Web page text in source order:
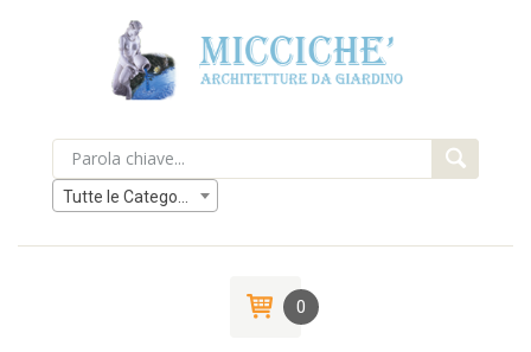
Tutte le Categorie
0